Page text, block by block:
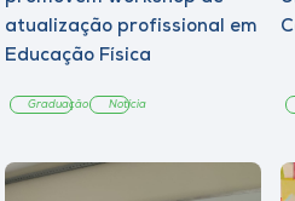
atualização profissional em
Educação Física
Graduação Notícia